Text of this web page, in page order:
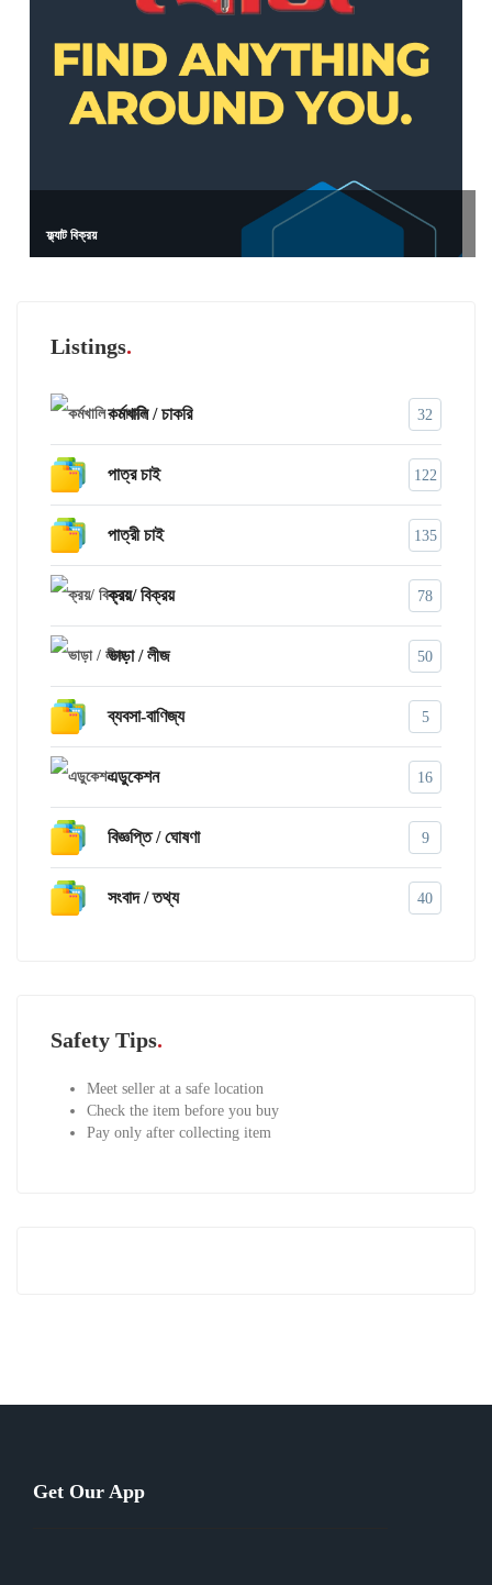
ফ্ল্যাট বিক্রয়
Listings
কর্মখালি / চাকরি 32
পাত্র চাই 122
পাত্রী চাই 135
ক্রয়/ বিক্রয় 78
ভাড়া / লীজ 50
ব্যবসা-বাণিজ্য 5
এডুকেশন 16
বিজ্ঞপ্তি / ঘোষণা 9
সংবাদ / তথ্য 40
Safety Tips
Meet seller at a safe location
Check the item before you buy
Pay only after collecting item
Get Our App